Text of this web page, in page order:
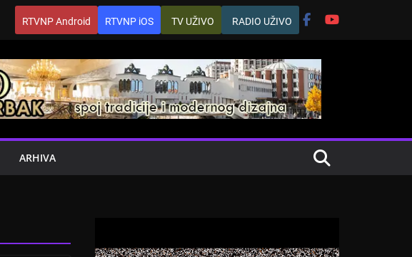
RTVNP Android RTVNP iOS TV UŽIVO RADIO UŽIVO
ARHIVA